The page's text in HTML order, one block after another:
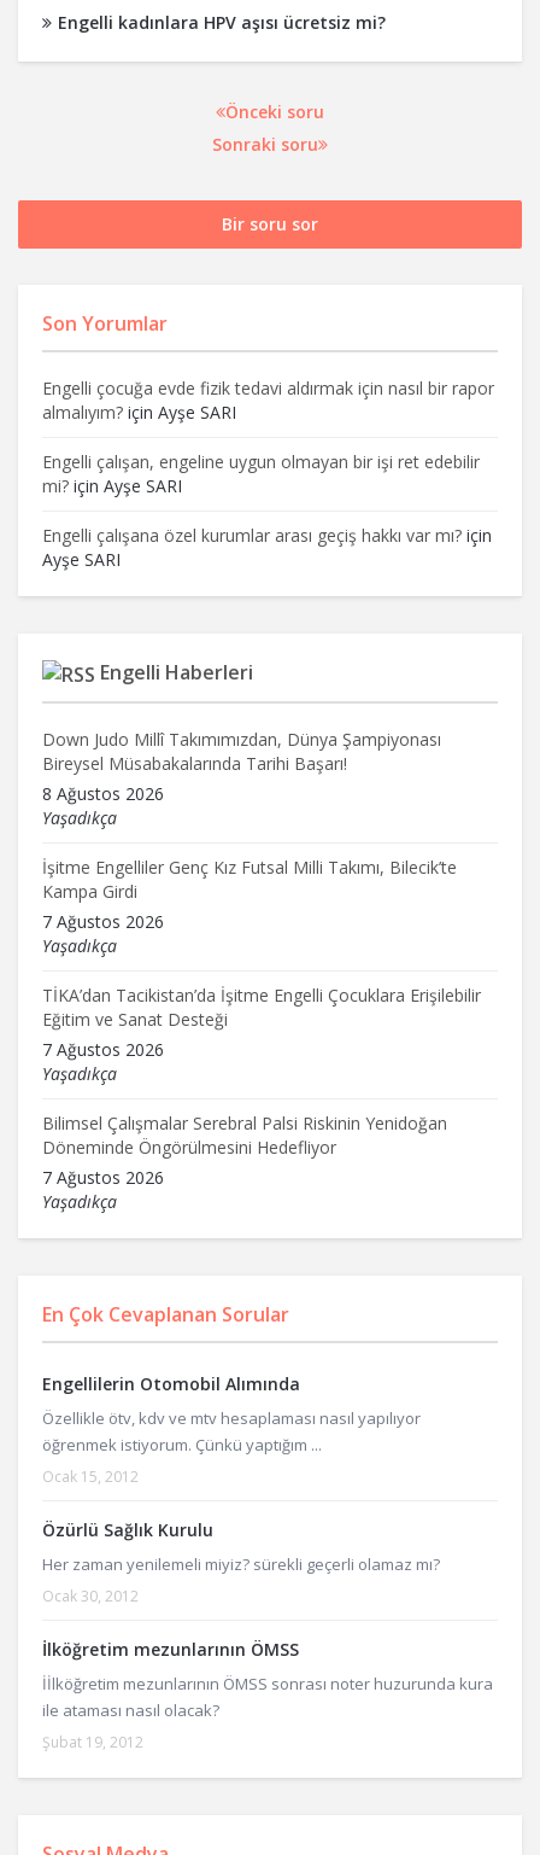
Engelli kadınlara HPV aşısı ücretsiz mi?
Önceki soru
Sonraki soru
Bir soru sor
Son Yorumlar
Engelli çocuğa evde fizik tedavi aldırmak için nasıl bir rapor
almalıyım? için Ayşe SARI
Engelli çalışan, engeline uygun olmayan bir işi ret edebilir
mi? için Ayşe SARI
Engelli çalışana özel kurumlar arası geçiş hakkı var mı? için
Ayşe SARI
Engelli Haberleri
Down Judo Millî Takımımızdan, Dünya Şampiyonası
Bireysel Müsabakalarında Tarihi Başarı!
8 Ağustos 2026
Yaşadıkça
İşitme Engelliler Genç Kız Futsal Milli Takımı, Bilecik’te
Kampa Girdi
7 Ağustos 2026
Yaşadıkça
TİKA’dan Tacikistan’da İşitme Engelli Çocuklara Erişilebilir
Eğitim ve Sanat Desteği
7 Ağustos 2026
Yaşadıkça
Bilimsel Çalışmalar Serebral Palsi Riskinin Yenidoğan
Döneminde Öngörülmesini Hedefliyor
7 Ağustos 2026
Yaşadıkça
En Çok Cevaplanan Sorular
Engellilerin Otomobil Alımında
Özellikle ötv, kdv ve mtv hesaplaması nasıl yapılıyor
öğrenmek istiyorum. Çünkü yaptığım ...
Ocak 15, 2012
Özürlü Sağlık Kurulu
Her zaman yenilemeli miyiz? sürekli geçerli olamaz mı?
Ocak 30, 2012
İlköğretim mezunlarının ÖMSS
İİlköğretim mezunlarının ÖMSS sonrası noter huzurunda kura
ile ataması nasıl olacak?
Şubat 19, 2012